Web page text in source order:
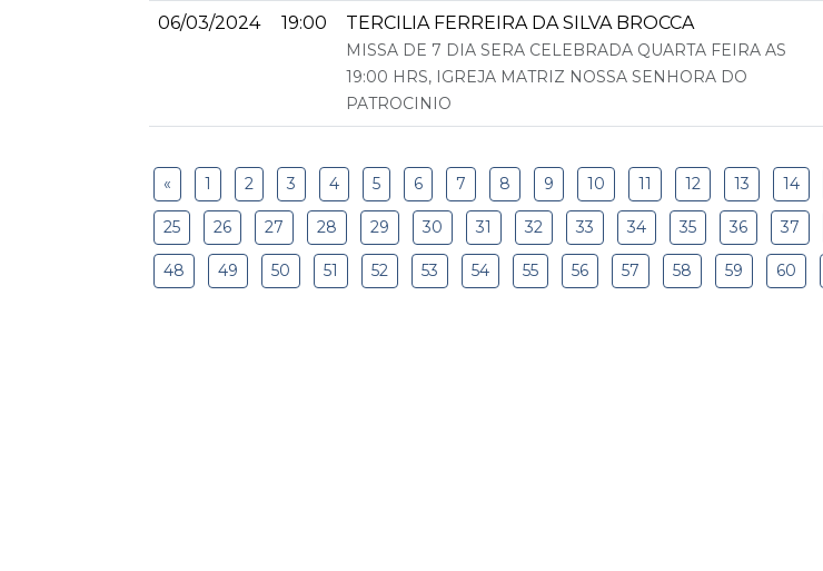
06/03/2024 19:00 TERCILIA FERREIRA DA SILVA BROCCA
MISSA DE 7 DIA SERA CELEBRADA QUARTA FEIRA AS
19:00 HRS, IGREJA MATRIZ NOSSA SENHORA DO
PATROCINIO
« 1 2 3 4 5 6 7 8 9 10 11 12 13 14
25 26 27 28 29 30 31 32 33 34 35 36 37
48 49 50 51 52 53 54 55 56 57 58 59 60